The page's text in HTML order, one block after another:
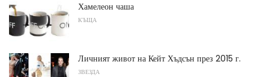
Хамелеон чаша
КЪЩА
Личният живот на Кейт Хъдсън през 2015 г.
ЗВЕЗДА